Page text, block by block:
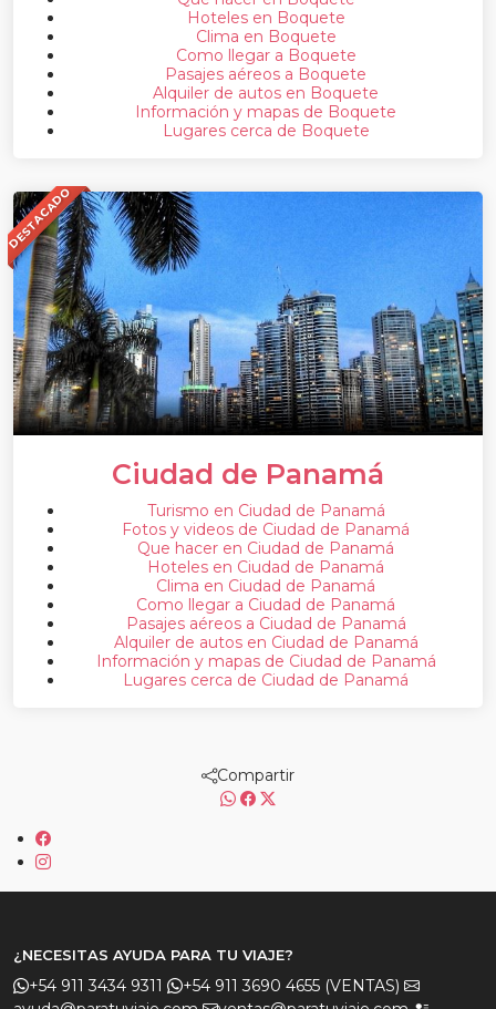
Hoteles en Boquete
Clima en Boquete
Como llegar a Boquete
Pasajes aéreos a Boquete
Alquiler de autos en Boquete
Información y mapas de Boquete
Lugares cerca de Boquete
DESTACADO
Ciudad de Panamá
Turismo en Ciudad de Panamá
Fotos y videos de Ciudad de Panamá
Que hacer en Ciudad de Panamá
Hoteles en Ciudad de Panamá
Clima en Ciudad de Panamá
Como llegar a Ciudad de Panamá
Pasajes aéreos a Ciudad de Panamá
Alquiler de autos en Ciudad de Panamá
Información y mapas de Ciudad de Panamá
Lugares cerca de Ciudad de Panamá
Compartir
¿NECESITAS AYUDA PARA TU VIAJE?
+54 911 3434 9311
+54 911 3690 4655 (VENTAS)